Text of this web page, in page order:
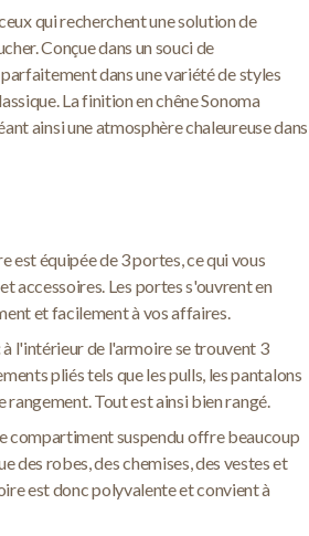
qui recherchent une solution de
Conçue dans un souci de
dans une variété de styles
La finition en chêne Sonoma
ainsi une atmosphère chaleureuse dans
est équipée de 3 portes, ce qui vous
accessoires. Les portes s'ouvrent en
et facilement à vos affaires.
à l'intérieur de l'armoire se trouvent 3
pliés tels que les pulls, les pantalons
Tout est ainsi bien rangé.
compartiment suspendu offre beaucoup
des robes, des chemises, des vestes et
est donc polyvalente et convient à